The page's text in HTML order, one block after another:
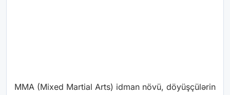
MMA (Mixed Martial Arts) idman növü, döyüşçülərin